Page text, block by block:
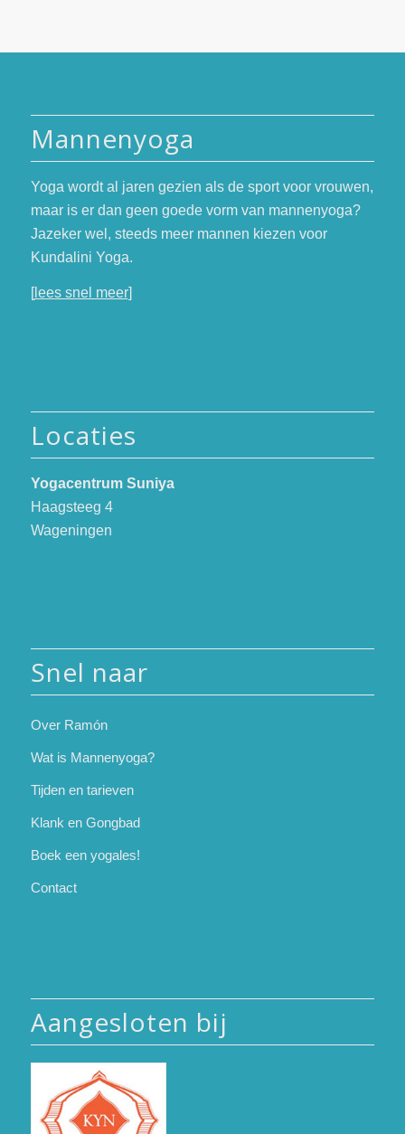
Mannenyoga
Yoga wordt al jaren gezien als de sport voor vrouwen,
maar is er dan geen goede vorm van mannenyoga?
Jazeker wel, steeds meer mannen kiezen voor
Kundalini Yoga.
[lees snel meer]
Locaties
Yogacentrum Suniya
Haagsteeg 4
Wageningen
Snel naar
Over Ramón
Wat is Mannenyoga?
Tijden en tarieven
Klank en Gongbad
Boek een yogales!
Contact
Aangesloten bij